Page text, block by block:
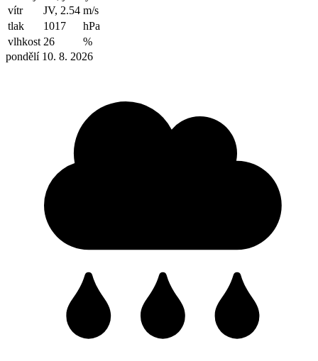
vítr
JV, 2.54 m/s
tlak
1017
hPa
vlhkost 26
%
pondělí 10. 8. 2026